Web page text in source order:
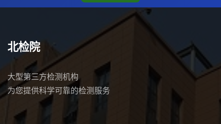
北检院
大型第三方检测机构
为您提供科学可靠的检测服务